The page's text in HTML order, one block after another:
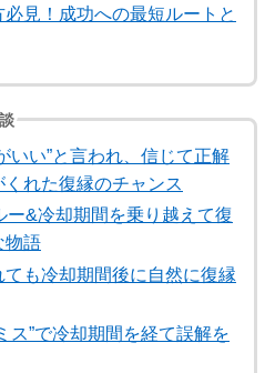
見！成功への最短ルートと
いい”と言われ、信じて正解
れた復縁のチャンス
ー&冷却期間を乗り越えて復
物語
も冷却期間後に自然に復縁
ス”で冷却期間を経て誤解を